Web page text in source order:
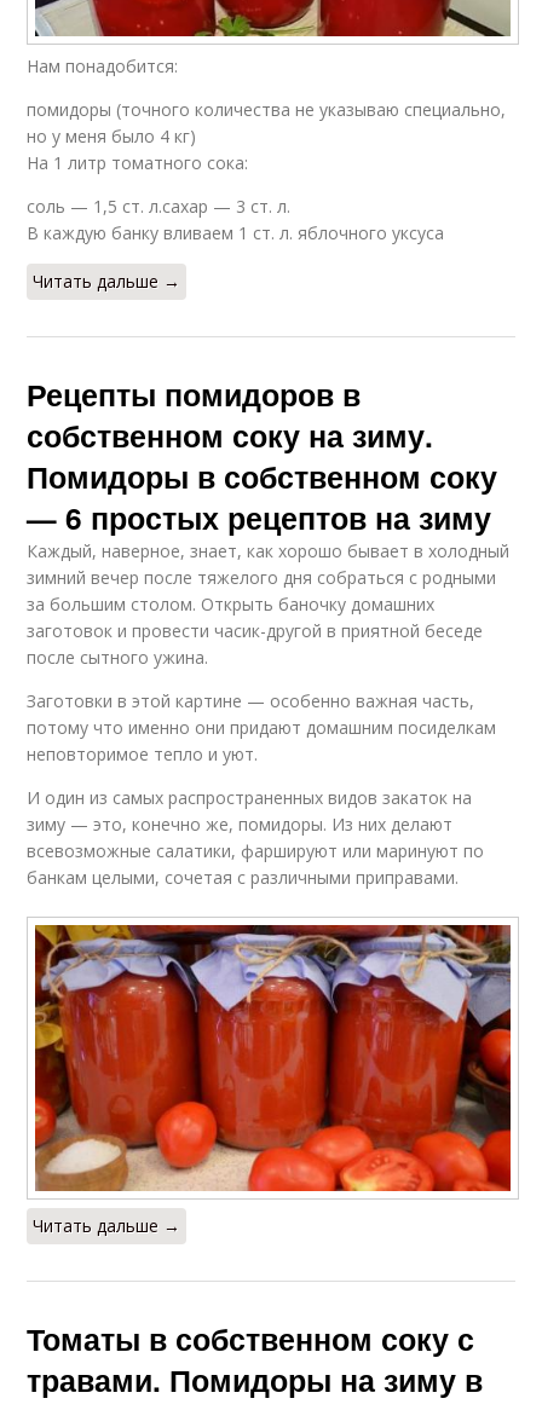
Нам понадобится:
помидоры (точного количества не указываю специально,
но у меня было 4 кг)
На 1 литр томатного сока:
соль — 1,5 ст. л.сахар — 3 ст. л.
В каждую банку вливаем 1 ст. л. яблочного уксуса
Читать дальше →
Рецепты помидоров в
собственном соку на зиму.
Помидоры в собственном соку
— 6 простых рецептов на зиму
Каждый, наверное, знает, как хорошо бывает в холодный
зимний вечер после тяжелого дня собраться с родными
за большим столом. Открыть баночку домашних
заготовок и провести часик-другой в приятной беседе
после сытного ужина.
Заготовки в этой картине — особенно важная часть,
потому что именно они придают домашним посиделкам
неповторимое тепло и уют.
И один из самых распространенных видов закаток на
зиму — это, конечно же, помидоры. Из них делают
всевозможные салатики, фаршируют или маринуют по
банкам целыми, сочетая с различными приправами.
Читать дальше →
Томаты в собственном соку с
травами. Помидоры на зиму в